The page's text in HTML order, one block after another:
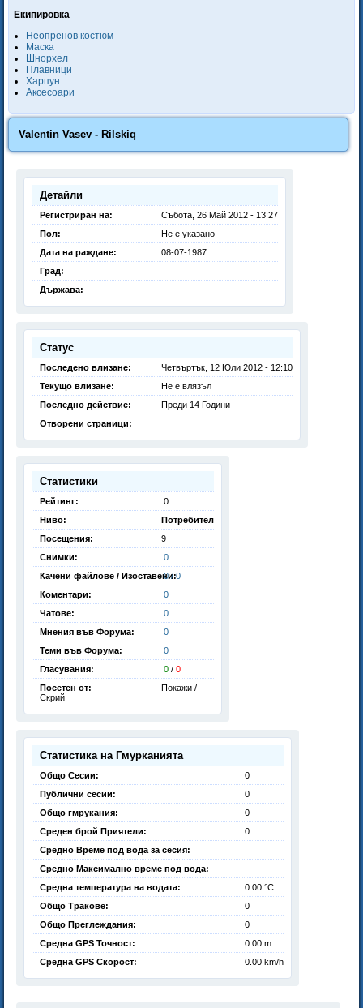
Екипировка
Неопренов костюм
Маска
Шнорхел
Плавници
Харпун
Аксесоари
Valentin Vasev - Rilskiq
Детайли
Регистриран на:
Събота, 26 Май 2012 - 13:27
Пол:
Не е указано
Дата на раждане:
08-07-1987
Град:
Държава:
Статус
Последено влизане:
Четвъртък, 12 Юли 2012 - 12:10
Текущо влизане:
Не е влязъл
Последно действие:
Преди 14 Години
Отворени страници:
Статистики
Рейтинг:
0
Ниво:
Потребител
Посещения:
9
Снимки:
0
Качени файлове / Изоставени:
0 / 0
Коментари:
0
Чатове:
0
Мнения във Форума:
0
Теми във Форума:
0
Гласувания:
0 / 0
Посетен от:
Покажи /
Скрий
Статистика на Гмурканията
Общо Сесии:
0
Публични сесии:
0
Общо гмрукания:
0
Среден брой Приятели:
0
Средно Време под вода за сесия:
Средно Максимално време под вода:
Средна температура на водата:
0.00 °C
Общо Тракове:
0
Общо Преглеждания:
0
Средна GPS Точност:
0.00 m
Средна GPS Скорост:
0.00 km/h